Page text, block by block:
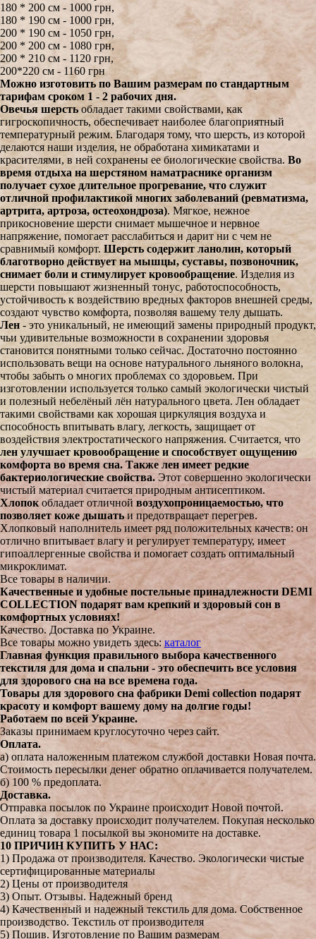
180 * 200 см - 1000 грн,
180 * 190 см - 1000 грн,
200 * 190 см - 1050 грн,
200 * 200 см - 1080 грн,
200 * 210 см - 1120 грн,
200*220 см - 1160 грн
Можно изготовить по Вашим размерам по стандартным
тарифам сроком 1 - 2 рабочих дня.
Овечья шерсть обладает такими свойствами, как
гигроскопичность, обеспечивает наиболее благоприятный
температурный режим. Благодаря тому, что шерсть, из которой
делаются наши изделия, не обработана химикатами и
красителями, в ней сохранены ее биологические свойства. Во
время отдыха на шерстяном наматраснике организм
получает сухое длительное прогревание, что служит
отличной профилактикой многих заболеваний (ревматизма,
артрита, артроза, остеохондроза). Мягкое, нежное
прикосновение шерсти снимает мышечное и нервное
напряжение, помогает расслабиться и дарит ни с чем не
сравнимый комфорт. Шерсть содержит ланолин, который
благотворно действует на мышцы, суставы, позвоночник,
снимает боли и стимулирует кровообращение. Изделия из
шерсти повышают жизненный тонус, работоспособность,
устойчивость к воздействию вредных факторов внешней среды,
создают чувство комфорта, позволяя вашему телу дышать.
Лен - это уникальный, не имеющий замены природный продукт,
чьи удивительные возможности в сохранении здоровья
становится понятными только сейчас. Достаточно постоянно
использовать вещи на основе натурального льняного волокна,
чтобы забыть о многих проблемах со здоровьем. При
изготовлении используется только самый экологически чистый
и полезный небелёный лён натурального цвета. Лен обладает
такими свойствами как хорошая циркуляция воздуха и
способность впитывать влагу, легкость, защищает от
воздействия электростатического напряжения. Считается, что
лен улучшает кровообращение и способствует ощущению
комфорта во время сна. Также лен имеет редкие
бактериологические свойства. Этот совершенно экологически
чистый материал считается природным антисептиком.
Хлопок обладает отличной воздухопроницаемостью, что
позволяет коже дышатьи предотвращает перегрев.
Хлопковый наполнитель имеет ряд положительных качеств: он
отлично впитывает влагу и регулирует температуру, имеет
гипоаллергенные свойства и помогает создать оптимальный
микроклимат.
Все товары в наличии.
Качественные и удобные постельные принадлежности DEMI
COLLECTION подарят вам крепкий и здоровый сон в
комфортных условиях!
Качество. Доставка по Украине.
Все товары можно увидеть здесь: каталог
Главная функция правильного выбора качественного
текстиля для дома и спальни - это обеспечить все условия
для здорового сна на все времена года.
Товары для здорового сна фабрики Demi collection подарят
красоту и комфорт вашему дому на долгие годы!
Работаем по всей Украине.
Заказы принимаем круглосуточно через сайт.
Оплата.
а) оплата наложенным платежом службой доставки Новая почта.
Стоимость пересылки денег обратно оплачивается получателем.
б) 100 % предоплата.
Доставка.
Отправка посылок по Украине происходит Новой почтой.
Оплата за доставку происходит получателем. Покупая несколько
единиц товара 1 посылкой вы экономите на доставке.
10 ПРИЧИН КУПИТЬ У НАС:
1) Продажа от производителя. Качество. Экологически чистые
сертифицированные материалы
2) Цены от производителя
3) Опыт. Отзывы. Надежный бренд
4) Качественный и надежный текстиль для дома. Собственное
производство. Текстиль от производителя
5) Пошив. Изготовление по Вашим размерам